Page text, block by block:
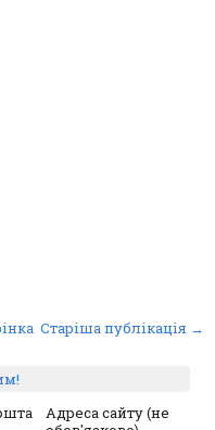
Старіша публікація →
Адреса сайту (не